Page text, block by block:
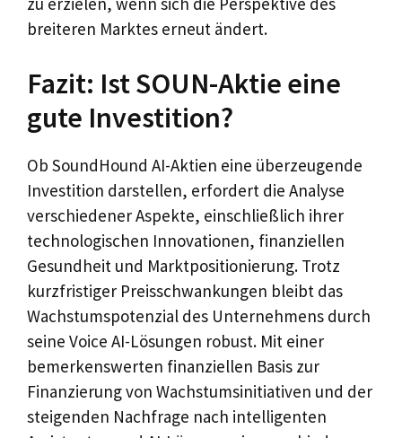
breiteren Marktes erneut ändert.
Fazit: Ist SOUN-Aktie eine
gute Investition?
Ob SoundHound AI-Aktien eine überzeugende
Investition darstellen, erfordert die Analyse
verschiedener Aspekte, einschließlich ihrer
technologischen Innovationen, finanziellen
Gesundheit und Marktpositionierung. Trotz
kurzfristiger Preisschwankungen bleibt das
Wachstumspotenzial des Unternehmens durch
seine Voice AI-Lösungen robust. Mit einer
bemerkenswerten finanziellen Basis zur
Finanzierung von Wachstumsinitiativen und der
steigenden Nachfrage nach intelligenten